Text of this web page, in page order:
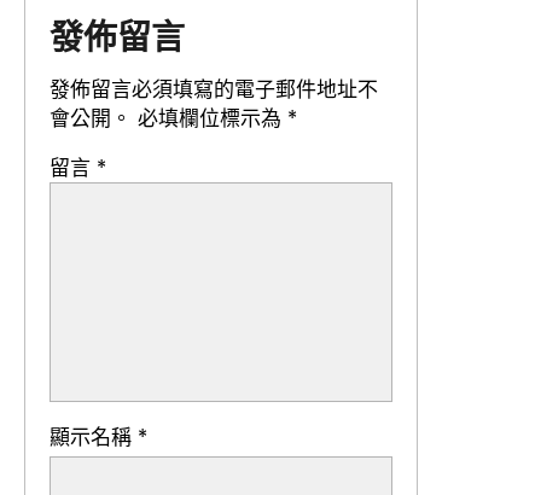
發佈留言
發佈留言必須填寫的電子郵件地址不
會公開。 必填欄位標示為 *
留言 *
顯示名稱 *